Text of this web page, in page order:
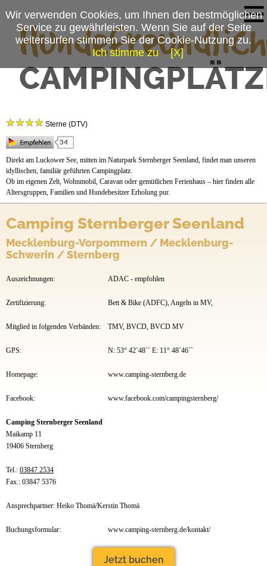
Campingplatzmenü
Anfahrt Sterne (DTV)
Direkt am Luckower See, mitten im Naturpark Sternberger Seenland, findet man unseren
idyllischen, familiär geführten Campingplatz.
Ob im eigenen Zelt, Wohnmobil, Caravan oder gemütlichen Ferienhaus – hier finden alle
Altersgruppen, Familien und Hundebesitzer Erholung pur.
Camping Sternberger Seenland
Mecklenburg-Vorpommern / Mecklenburg-
Schwerin / Sternberg
Auszeichnungen: ADAC - empfohlen
Zertifizierung: Bett & Bike (ADFC), Angeln in MV,
Mitglied in folgenden Verbänden: TMV, BVCD, BVCD MV
GPS: N: 53° 42`48`` E: 11° 48`46``
Homepage: www.camping-sternberg.de
Facebook: www.facebook.com/campingsternberg/
Camping Sternberger Seenland
Maikamp 11
19406 Sternberg
Tel.: 03847 2534
Fax.: 03847 5376
Ansprechpartner: Heiko Thomä/Kerstin Thomä
Buchungsformular: www.camping-sternberg.de/kontakt/
Jetzt buchen
Wir verwenden Cookies, um Ihnen den bestmöglichen
Service zu gewährleisten. Wenn Sie auf der Seite
weitersurfen stimmen Sie der Cookie-Nutzung zu.
Ich stimme zu
[X]